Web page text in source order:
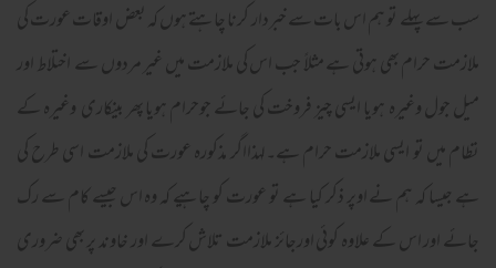
سب سے پہلے تو ہم اس بات سے خبردار کرنا چاہتے ہوں کہ بعض اوقات عورت کی
ملازمت حرام بھی ہوتی ہے مثلاً جب اس کی ملازمت میں غیر مردوں سے اختلاط اور
میل جول وغیرہ ہویا ایسی چیز فروخت کی جائے جوحرام ہویا پھر بینکاری وغیرہ کے
نظام میں تو ایسی ملازمت حرام ہے۔لہذااگر مذکورہ عورت کی ملازمت اسی طرح کی
ہے جیسا کہ ہم نے اوپر ذکر کیا ہے تو عورت کو چاہیے کہ وہ اس جیسے کام سے رک
جائے اور اس کے علاوہ کوئی اورجائز ملازمت تلاش کرے اور خاوند پر بھی ضروری